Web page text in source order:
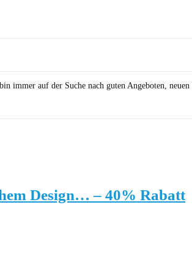
immer auf der Suche nach guten Angeboten,
Design… – 40% Rabatt